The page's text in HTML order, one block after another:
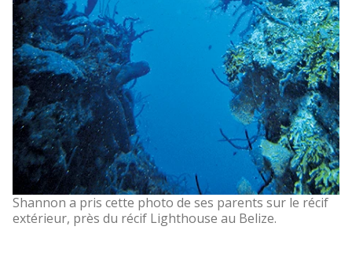
Shannon a pris cette photo de ses parents sur le récif
extérieur, près du récif Lighthouse au Belize.